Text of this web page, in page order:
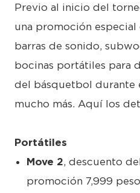
Previo al inicio del
una promoción especial
barras de sonido,
bocinas portátiles para
del básquetbol durante
mucho más. Aquí los
Portátiles
Move 2, descuento
promoción 7,999